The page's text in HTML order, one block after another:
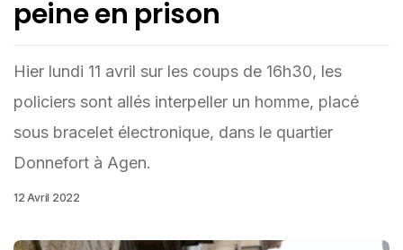
peine en prison
Hier lundi 11 avril sur les coups de 16h30, les
policiers sont allés interpeller un homme, placé
sous bracelet électronique, dans le quartier
Donnefort à Agen.
12 Avril 2022